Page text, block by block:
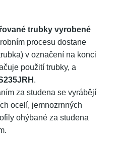
trubky vyrobené
procesu dostane
v označení na konci
použití trubky, a
.
za studena se vyrábějí
ocelí, jemnozrnných
ohýbané za studena